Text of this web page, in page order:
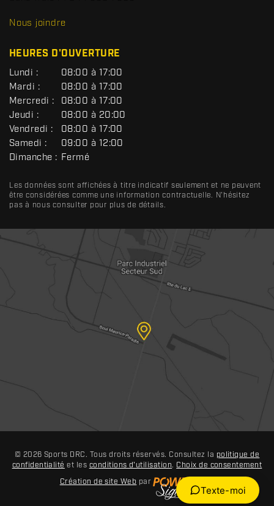
R
Nous joindre
HEURES D'OUVERTURE
G
É
N
É
R
A
L
Lundi :
08:00 à 17:00
Mardi :
08:00 à 17:00
Mercredi :
08:00 à 17:00
Jeudi :
08:00 à 20:00
Vendredi :
08:00 à 17:00
Samedi :
09:00 à 12:00
Dimanche : Fermé
Les données sont affichées à titre indicatif seulement et ne peuvent
être considérées comme une information contractuelle. N'hésitez
pas à nous consulter pour plus de détails.
© 2026 Sports DRC. Tous droits réservés. Consultez la politique de
confidentialité et les conditions d'utilisation. Choix de consentement
Création de site Web par
Texte-moi